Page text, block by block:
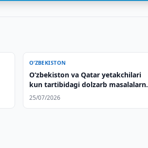
O‘ZBEKISTON
Oʻzbekiston va Qatar yetakchilari
kun tartibidagi dolzarb masalalarni
muhokama qildilar
25/07/2026